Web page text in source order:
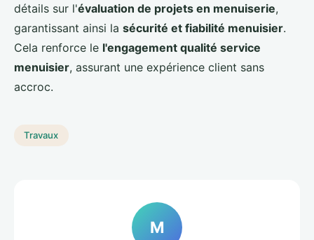
détails sur l'évaluation de projets en menuiserie,
garantissant ainsi la sécurité et fiabilité menuisier.
Cela renforce le l'engagement qualité service
menuisier, assurant une expérience client sans
accroc.
Travaux
M